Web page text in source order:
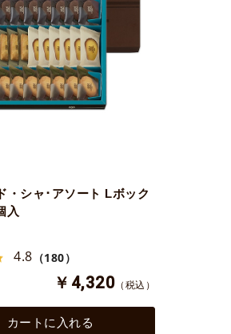
・シャ･アソート Lボック
入
4.8 （180）
￥4,320 （税込）
カートに入れる